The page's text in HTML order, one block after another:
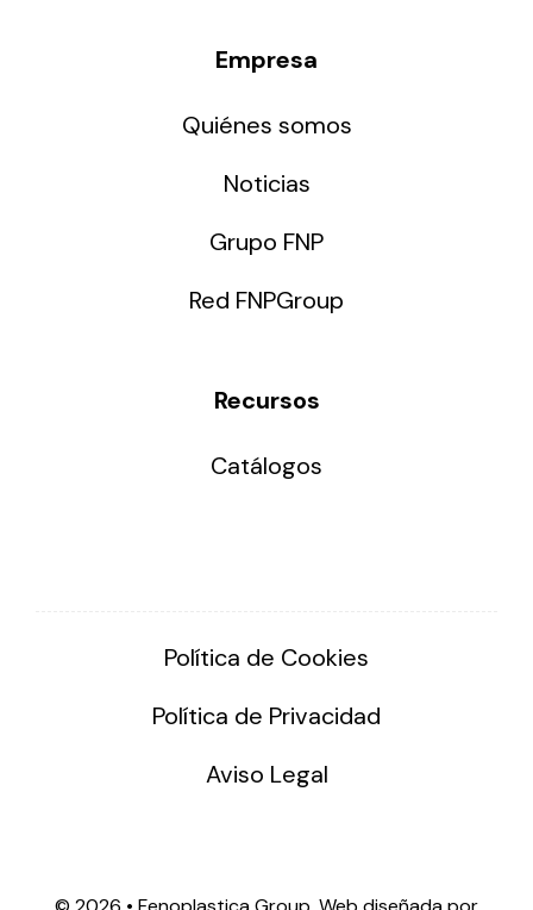
Empresa
Quiénes somos
Noticias
Grupo FNP
Red FNPGroup
Recursos
Catálogos
Política de Cookies
Política de Privacidad
Aviso Legal